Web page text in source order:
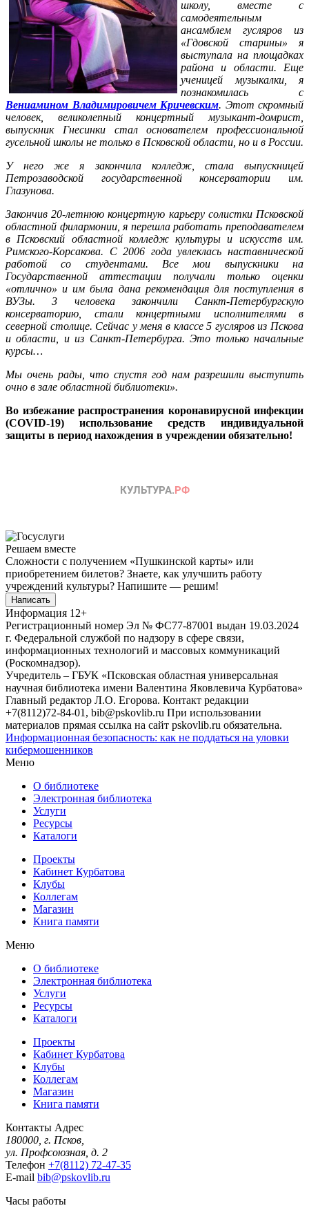
школу, вместе с
самодеятельным
ансамблем гусляров из
«Гдовской старины» я
выступала на площадках
района и области. Еще
ученицей музыкалки, я
познакомилась с
Вениамином Владимировичем Кричевским. Этот скромный
человек, великолепный концертный музыкант-домрист,
выпускник Гнесинки стал основателем профессиональной
гусельной школы не только в Псковской области, но и в России.
У него же я закончила колледж, стала выпускницей
Петрозаводской государственной консерватории им.
Глазунова.
Закончив 20-летнюю концертную карьеру солистки Псковской
областной филармонии, я перешла работать преподавателем
в Псковский областной колледж культуры и искусств им.
Римского-Корсакова. С 2006 года увлеклась наставнической
работой со студентами. Все мои выпускники на
Государственной аттестации получали только оценки
«отлично» и им была дана рекомендация для поступления в
ВУЗы. 3 человека закончили Санкт-Петербургскую
консерваторию, стали концертными исполнителями в
северной столице. Сейчас у меня в классе 5 гусляров из Пскова
и области, и из Санкт-Петербурга. Это только начальные
курсы…
Мы очень рады, что спустя год нам разрешили выступить
очно в зале областной библиотеки».
Во избежание распространения коронавирусной инфекции
(COVID-19) использование средств индивидуальной
защиты в период нахождения в учреждении обязательно!
Решаем вместе
Сложности с получением «Пушкинской карты» или
приобретением билетов? Знаете, как улучшить работу
учреждений культуры? Напишите — решим!
Написать
Информация 12+
Регистрационный номер Эл № ФС77-87001 выдан 19.03.2024
г. Федеральной службой по надзору в сфере связи,
информационных технологий и массовых коммуникаций
(Роскомнадзор).
Учредитель – ГБУК «Псковская областная универсальная
научная библиотека имени Валентина Яковлевича Курбатова»
Главный редактор Л.О. Егорова. Контакт редакции
+7(8112)72-84-01, bib@pskovlib.ru При использовании
материалов прямая ссылка на сайт pskovlib.ru обязательна.
Информационная безопасность: как не поддаться на уловки
кибермошенников
Меню
О библиотеке
Электронная библиотека
Услуги
Ресурсы
Каталоги
Проекты
Кабинет Курбатова
Клубы
Коллегам
Магазин
Книга памяти
Меню
О библиотеке
Электронная библиотека
Услуги
Ресурсы
Каталоги
Проекты
Кабинет Курбатова
Клубы
Коллегам
Магазин
Книга памяти
Контакты Адрес
180000, г. Псков,
ул. Профсоюзная, д. 2
Телефон +7(8112) 72-47-35
E-mail bib@pskovlib.ru
Часы работы